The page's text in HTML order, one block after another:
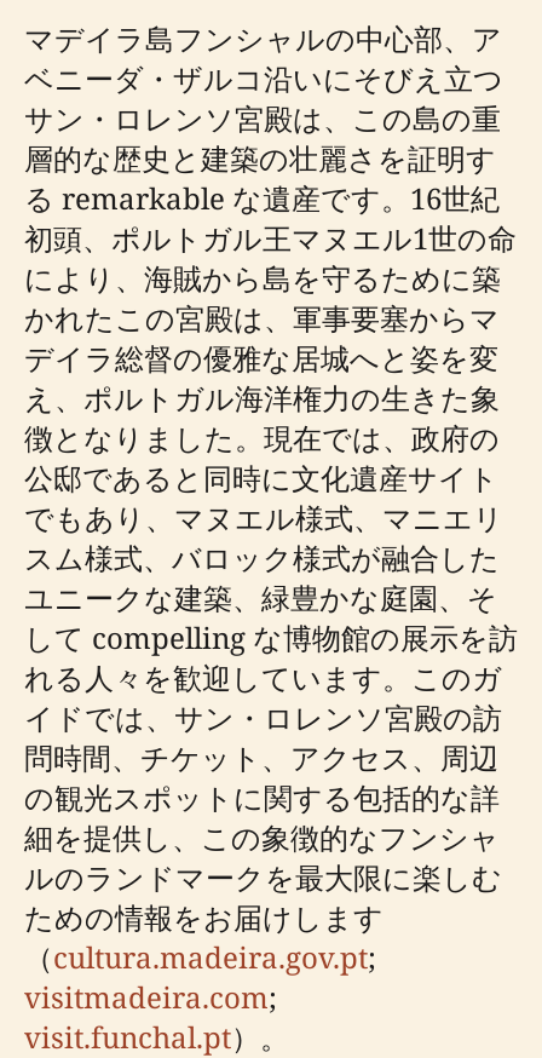
マデイラ島フンシャルの中心部、ア
ベニーダ・ザルコ沿いにそびえ立つ
サン・ロレンソ宮殿は、この島の重
層的な歴史と建築の壮麗さを証明す
る remarkable な遺産です。16世紀
初頭、ポルトガル王マヌエル1世の命
により、海賊から島を守るために築
かれたこの宮殿は、軍事要塞からマ
デイラ総督の優雅な居城へと姿を変
え、ポルトガル海洋権力の生きた象
徴となりました。現在では、政府の
公邸であると同時に文化遺産サイト
でもあり、マヌエル様式、マニエリ
スム様式、バロック様式が融合した
ユニークな建築、緑豊かな庭園、そ
して compelling な博物館の展示を訪
れる人々を歓迎しています。このガ
イドでは、サン・ロレンソ宮殿の訪
問時間、チケット、アクセス、周辺
の観光スポットに関する包括的な詳
細を提供し、この象徴的なフンシャ
ルのランドマークを最大限に楽しむ
ための情報をお届けします
（cultura.madeira.gov.pt;
visitmadeira.com;
visit.funchal.pt）。